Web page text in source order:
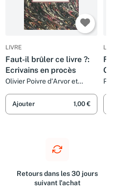
LIVRE
Faut-il brûler ce livre ?:
Ecrivains en procès
Olivier Poivre d'Arvor et
Ajouter 1,00 €
Retours dans les 30 jours
suivant l'achat